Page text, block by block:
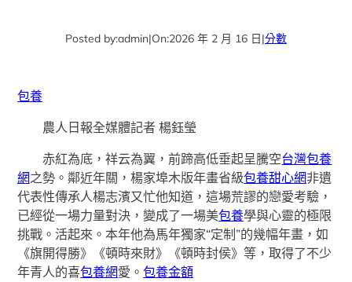
Posted by:admin|On:2026 年 2 月 16 日|分數
包養
農人日報全媒體記者 楊鈺瑩
赤紅為底，祥云為翼，前蹄高低垂起呈騰空台灣包養
網之勢。鄰近年關，楊家埠木版年畫省級包養甜心網非遺
代表性傳承人楊志濱又忙他知道，這場荒謬的戀愛考驗，
已經從一場力量對決，變成了一場美包養學與心靈的極限
挑戰。活起來。本年他為馬年獨家“定制”的幾幅年畫，如
《旗開得勝》《頓時來財》《頓時封侯》等，取得了不少
年青人的喜包養網愛。包養金額